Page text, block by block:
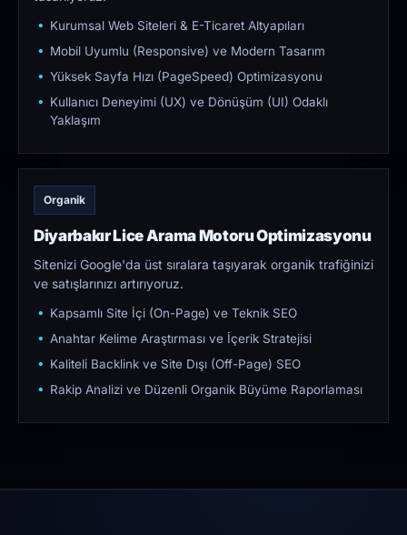
Kurumsal Web Siteleri & E-Ticaret Altyapıları
Mobil Uyumlu (Responsive) ve Modern Tasarım
Yüksek Sayfa Hızı (PageSpeed) Optimizasyonu
Kullanıcı Deneyimi (UX) ve Dönüşüm (UI) Odaklı
Yaklaşım
Organik
Diyarbakır Lice Arama Motoru Optimizasyonu
Sitenizi Google'da üst sıralara taşıyarak organik trafiğinizi
ve satışlarınızı artırıyoruz.
Kapsamlı Site İçi (On-Page) ve Teknik SEO
Anahtar Kelime Araştırması ve İçerik Stratejisi
Kaliteli Backlink ve Site Dışı (Off-Page) SEO
Rakip Analizi ve Düzenli Organik Büyüme Raporlaması